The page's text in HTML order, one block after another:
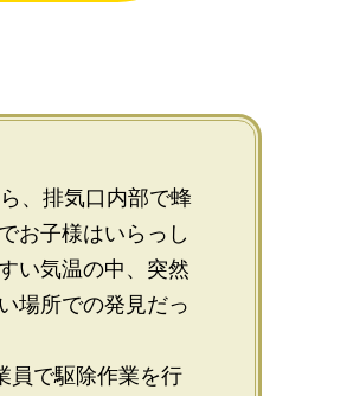
、排気口内部で蜂
お子様はいらっし
い気温の中、突然
場所での発見だっ
員で駆除作業を行